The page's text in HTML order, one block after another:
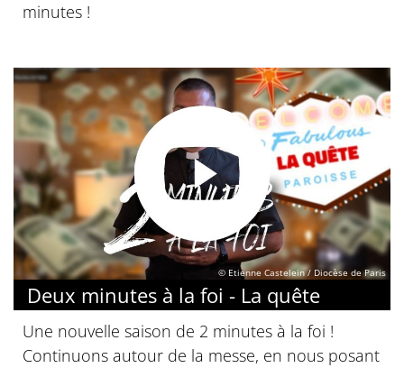
minutes !
© Etienne Castelein / Diocèse de Paris
Deux minutes à la foi - La quête
Une nouvelle saison de 2 minutes à la foi !
Continuons autour de la messe, en nous posant